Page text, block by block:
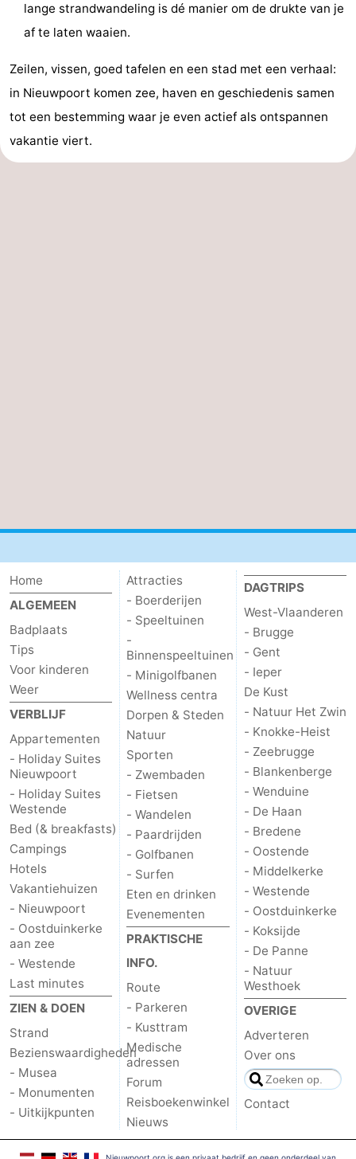
lange strandwandeling is dé manier om de drukte van je
af te laten waaien.
Zeilen, vissen, goed tafelen en een stad met een verhaal:
in Nieuwpoort komen zee, haven en geschiedenis samen
tot een bestemming waar je even actief als ontspannen
vakantie viert.
Home
ALGEMEEN
Badplaats
Tips
Voor kinderen
Weer
VERBLIJF
Appartementen
- Holiday Suites
Nieuwpoort
- Holiday Suites
Westende
Bed (& breakfasts)
Campings
Hotels
Vakantiehuizen
- Nieuwpoort
- Oostduinkerke
aan zee
- Westende
Last minutes
ZIEN & DOEN
Strand
Bezienswaardigheden
- Musea
- Monumenten
- Uitkijkpunten
Attracties
- Boerderijen
- Speeltuinen
-
Binnenspeeltuinen
- Minigolfbanen
Wellness centra
Dorpen & Steden
Natuur
Sporten
- Zwembaden
- Fietsen
- Wandelen
- Paardrijden
- Golfbanen
- Surfen
Eten en drinken
Evenementen
PRAKTISCHE
INFO.
Route
- Parkeren
- Kusttram
Medische
adressen
Forum
Reisboekenwinkel
Nieuws
DAGTRIPS
West-Vlaanderen
- Brugge
- Gent
- Ieper
De Kust
- Natuur Het Zwin
- Knokke-Heist
- Zeebrugge
- Blankenberge
- Wenduine
- De Haan
- Bredene
- Oostende
- Middelkerke
- Westende
- Oostduinkerke
- Koksijde
- De Panne
- Natuur
Westhoek
OVERIGE
Adverteren
Over ons
Contact
Nieuwpoort.org is een privaat bedrijf en geen onderdeel van